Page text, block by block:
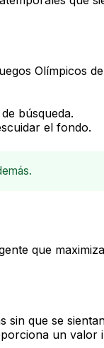
Olímpicos
búsqueda.
el fondo.
que
que se
un valor